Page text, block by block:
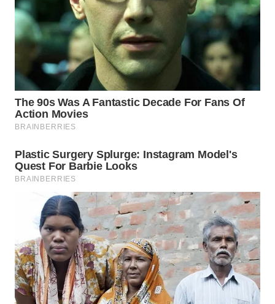
WN
SULUT
WN
MALUKU
WN
MALUT
WN
DAIRI
WN
DANAU
TOBA
WN
NIAS